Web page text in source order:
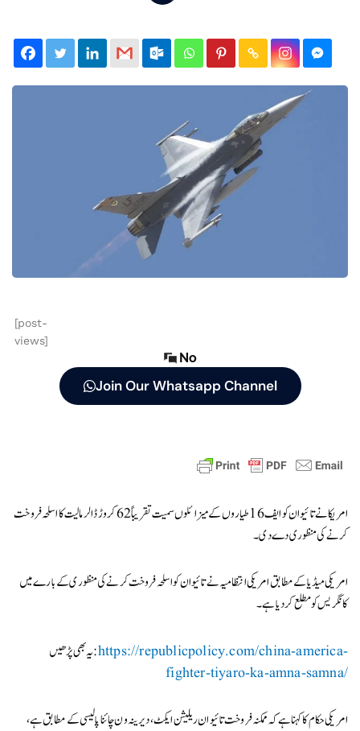
[post-
views]
No
Join Our Whatsapp Channel
امریکا نے تائیوان کو ایف 16طیاروں کے میزائلوں سمیت تقریباً 62 کروڑ ڈالر مالیت کا اسلحہ فروخت
کرنےکی منظوری دے دی۔
امریکی میڈیا کے مطابق امریکی انتظامیہ نے تائیوان کو اسلحہ فروخت کرنےکی منظوری کے بارے میں
کانگریس کو مطلع کر دیا ہے۔
یہ بھی پڑھیں:https://republicpolicy.com/china-america-
fighter-tiyaro-ka-amna-samna/
امریکی حکام کا کہنا ہےکہ ممکنہ فروخت تائیوان ریلیشن ایکٹ، دیرینہ ون چائنا پالیسی کے مطابق ہے،